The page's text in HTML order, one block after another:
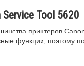
Tool 5620
принтеров
функции, поэтому